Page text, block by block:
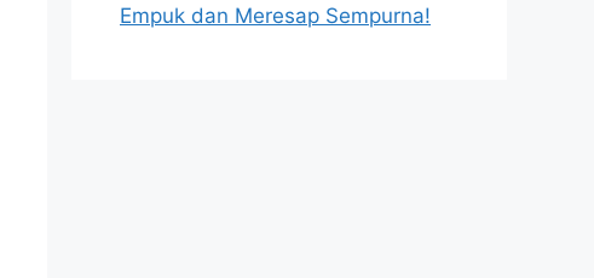
Empuk dan Meresap Sempurna!